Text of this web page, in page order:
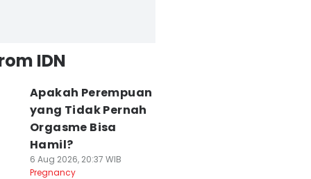
IDN
Apakah Perempuan
yang Tidak Pernah
Orgasme Bisa
Hamil?
6 Aug 2026, 20:37 WIB
Pregnancy